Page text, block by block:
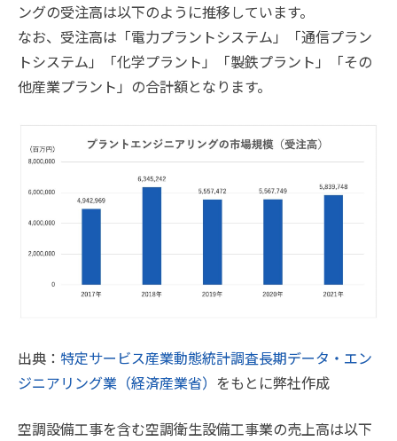
ングの受注高は以下のように推移しています。
なお、受注高は「電力プラントシステム」「通信プラン
トシステム」「化学プラント」「製鉄プラント」「その
他産業プラント」の合計額となります。
出典： 特定サービス産業動態統計調査長期データ・エン
ジニアリング業（経済産業省） をもとに弊社作成
空調設備工事を含む空調衛生設備工事業の売上高は以下